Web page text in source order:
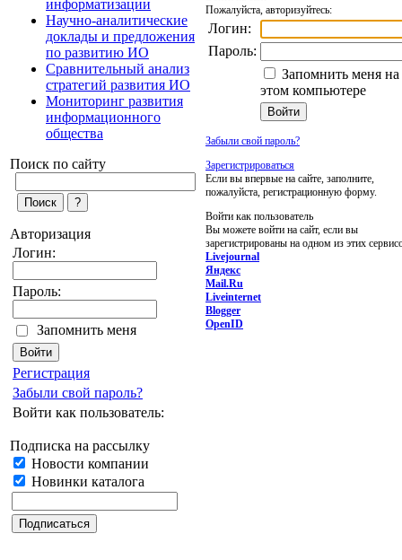
информатизации
Научно-аналитические
доклады и предложения
по развитию ИО
Сравнительный анализ
стратегий развития ИО
Мониторинг развития
информационного
общества
Поиск по сайту
Авторизация
Логин:
Пароль:
Запомнить меня
Регистрация
Забыли свой пароль?
Войти как пользователь:
Подписка на рассылку
Новости компании
Новинки каталога
Пожалуйста, авторизуйтесь:
Логин:
Пароль:
Запомнить меня на
этом компьютере
Забыли свой пароль?
Зарегистрироваться
Если вы впервые на сайте, заполните,
пожалуйста, регистрационную форму.
Войти как пользователь
Вы можете войти на сайт, если вы
зарегистрированы на одном из этих
Livejournal
Яндекс
Mail.Ru
Liveinternet
Blogger
OpenID